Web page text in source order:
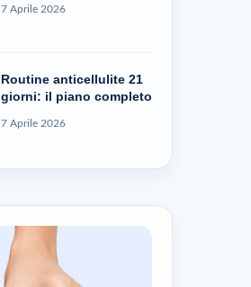
7 Aprile 2026
Routine anticellulite 21
giorni: il piano completo
7 Aprile 2026